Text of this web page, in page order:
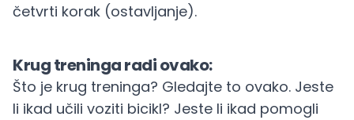
četvrti korak (ostavljanje).
Krug treninga radi ovako:
Što je krug treninga? Gledajte to ovako. Jeste
li ikad učili voziti bicikl? Jeste li ikad pomogli